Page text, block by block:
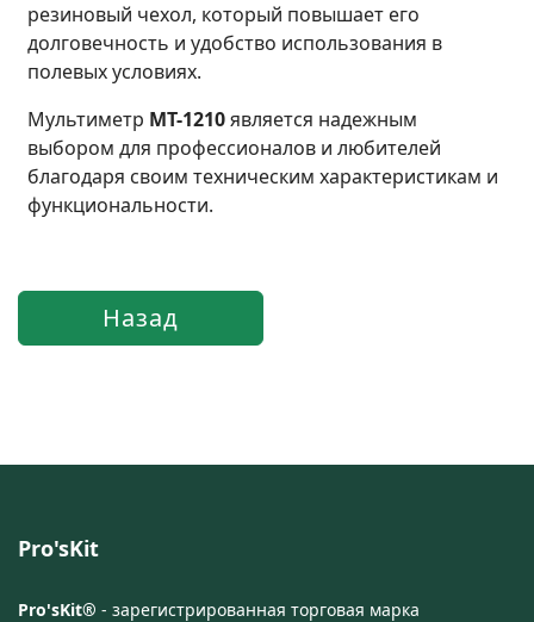
резиновый чехол, который повышает его
долговечность и удобство использования в
полевых условиях.
Мультиметр MT-1210является надежным
выбором для профессионалов и любителей
благодаря своим техническим характеристикам и
функциональности.
Pro'sKit
Pro'sKit® - зарегистрированная торговая марка